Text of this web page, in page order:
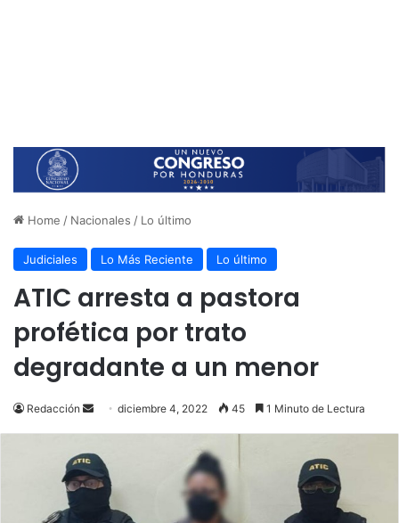
Home / Nacionales / Lo último
Judiciales Lo Más Reciente Lo último
ATIC arresta a pastora
profética por trato
degradante a un menor
Redacción
Send
email
diciembre 4, 2022 45 1 Minuto de Lectura